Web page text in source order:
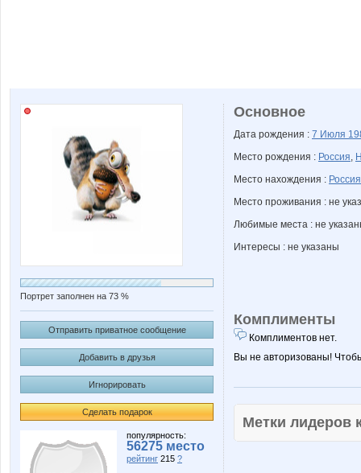
Портрет заполнен на 73 %
Отправить приватное сообщение
Добавить в друзья
Игнорировать
Сделать подарок
популярность:
56275 место
рейтинг 215 ?
Основное
Дата рождения : 7 Июля
Место рождения : Россия,
Место нахождения : Россия
Место проживания : не
Любимые места : не
Интересы : не указаны
Комплименты
Комплиментов нет.
Вы не авторизованы!
Метки